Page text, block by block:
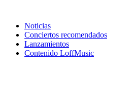
Noticias
Conciertos recomendados
Lanzamientos
Contenido LoffMusic